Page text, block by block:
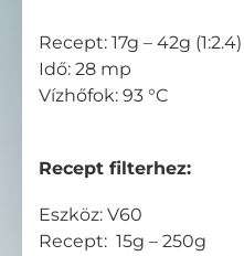
Recept: 17g – 42g (1:2.4)
Idő: 28 mp
Vízhőfok: 93 °C
Recept filterhez:
Eszköz: V60
Recept: 15g – 250g